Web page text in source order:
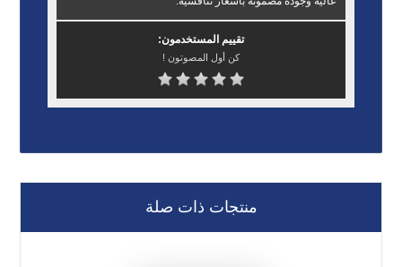
تقييم المستخدمون:
كن أول المصوتون !
منتجات ذات صلة